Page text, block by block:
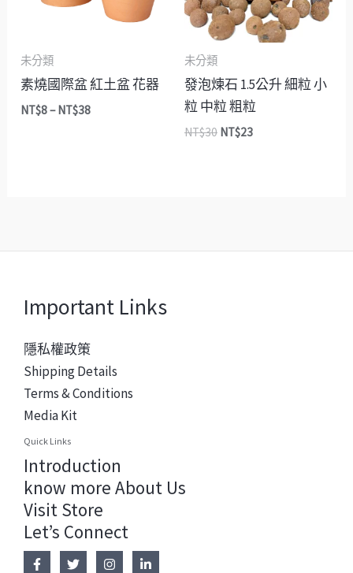
未分類
素燒國際盆 紅土盆 花器
NT$8– NT$38
未分類
發泡煉石 1.5公升 細粒 小
粒 中粒 粗粒
NT$30 NT$23
Important Links
隱私權政策
Shipping Details
Terms & Conditions
Media Kit
Quick Links
Introduction
know more About Us
Visit Store
Let’s Connect